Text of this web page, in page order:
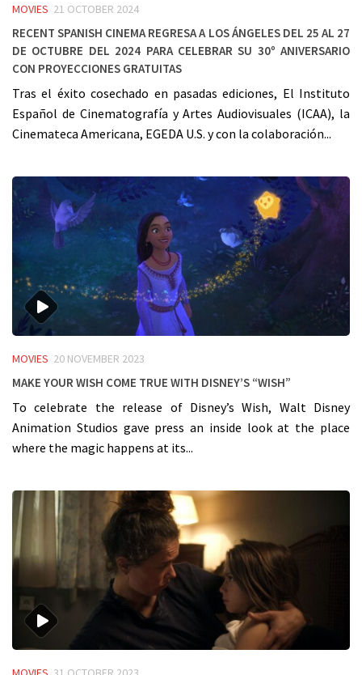
MOVIES 21 OCTOBER 2024
RECENT SPANISH CINEMA REGRESA A LOS ÁNGELES DEL 25 AL 27
DE OCTUBRE DEL 2024 PARA CELEBRAR SU 30º ANIVERSARIO
CON PROYECCIONES GRATUITAS
Tras el éxito cosechado en pasadas ediciones, El Instituto
Español de Cinematografía y Artes Audiovisuales (ICAA), la
Cinemateca Americana, EGEDA U.S. y con la colaboración...
MOVIES 20 NOVEMBER 2023
Make Your Wish Come True with Disney’s “Wish”
To celebrate the release of Disney’s Wish, Walt Disney
Animation Studios gave press an inside look at the place
where the magic happens at its...